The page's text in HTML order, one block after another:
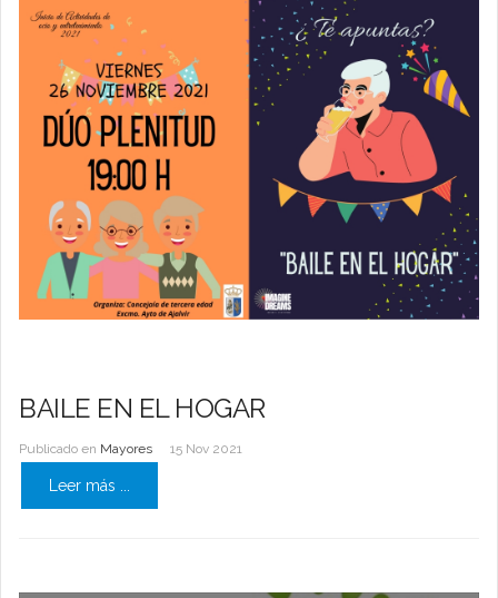
BAILE EN EL HOGAR
Publicado en Mayores 15 Nov 2021
Leer más ...